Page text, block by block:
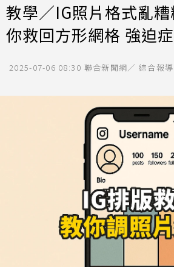
教學／IG照片格式亂
你救回方形網格 強迫
2025-07-06 08:30 聯合新聞網／ 綜合報導